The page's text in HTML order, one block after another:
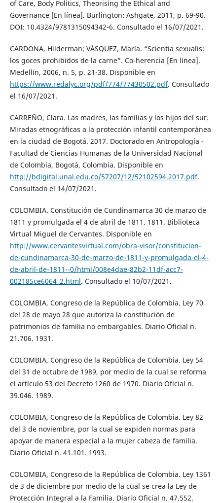
of Care, Body Politics, Theorising the Ethical and
Governance [En línea]. Burlington: Ashgate, 2011, p. 69-90.
DOI: 10.4324/9781315094342-6. Consultado el 16/07/2021.
CARDONA, Hilderman; VÁSQUEZ, María. “Scientia sexualis:
los goces prohibidos de la carne”. Co-herencia [En línea].
Medellín, 2006, n. 5, p. 21-38. Disponible en
https://www.redalyc.org/pdf/774/77430502.pdf. Consultado
el 16/07/2021.
CARREÑO, Clara. Las madres, las familias y los hijos del sur.
Miradas etnográficas a la protección infantil contemporánea
en la ciudad de Bogotá. 2017. Doctorado en Antropología -
Facultad de Ciencias Humanas de la Universidad Nacional
de Colombia, Bogotá, Colombia. Disponible en
http://bdigital.unal.edu.co/57207/12/52102594.2017.pdf.
Consultado el 14/07/2021.
COLOMBIA. Constitución de Cundinamarca 30 de marzo de
1811 y promulgada el 4 de abril de 1811. 1811. Biblioteca
Virtual Miguel de Cervantes. Disponible en
http://www.cervantesvirtual.com/obra-visor/constitucion-
de-cundinamarca-30-de-marzo-de-1811-y-promulgada-el-4-
de-abril-de-1811--0/html/008e4dae-82b2-11df-acc7-
002185ce6064_2.html. Consultado el 10/07/2021.
COLOMBIA, Congreso de la República de Colombia. Ley 70
del 28 de mayo 28 que autoriza la constitución de
patrimonios de familia no embargables. Diario Oficial n.
21.706. 1931.
COLOMBIA, Congreso de la República de Colombia. Ley 54
del 31 de octubre de 1989, por medio de la cual se reforma
el artículo 53 del Decreto 1260 de 1970. Diario Oficial n.
39.046. 1989.
COLOMBIA, Congreso de la República de Colombia. Ley 82
del 3 de noviembre, por la cual se expiden normas para
apoyar de manera especial a la mujer cabeza de familia.
Diario Oficial n. 41.101. 1993.
COLOMBIA, Congreso de la República de Colombia. Ley 1361
de 3 de diciembre por medio de la cual se crea la Ley de
Protección Integral a la Familia. Diario Oficial n. 47.552.